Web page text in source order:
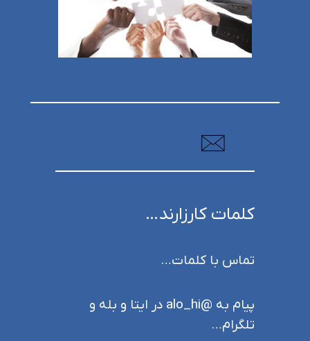
کلمات کارزارند…
تماس با کلمات…
پیام به @alo_hi در ایتا و بله و
تلگرام…